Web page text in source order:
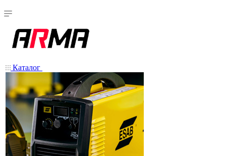
Каталог